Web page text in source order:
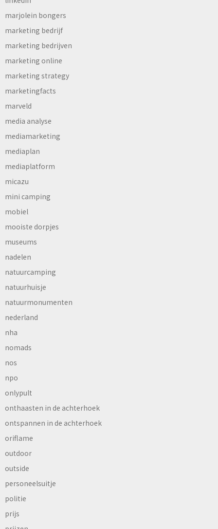
marjolein bongers
marketing bedrijf
marketing bedrijven
marketing online
marketing strategy
marketingfacts
marveld
media analyse
mediamarketing
mediaplan
mediaplatform
micazu
mini camping
mobiel
mooiste dorpjes
museums
nadelen
natuurcamping
natuurhuisje
natuurmonumenten
nederland
nha
nomads
nos
npo
onlypult
onthaasten in de achterhoek
ontspannen in de achterhoek
oriflame
outdoor
outside
personeelsuitje
politie
prijs